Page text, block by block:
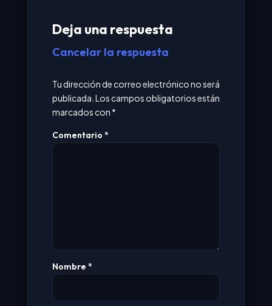
Deja una respuesta
Cancelar la respuesta
Tu dirección de correo electrónico no será
publicada. Los campos obligatorios están
marcados con *
Comentario *
Nombre *